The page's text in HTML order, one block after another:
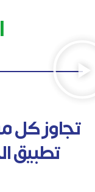
تجاوز كل
تطبيق